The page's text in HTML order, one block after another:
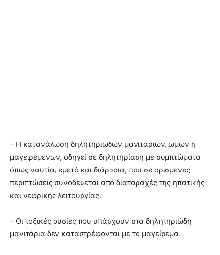
– Η κατανάλωση δηλητηριωδών μανιταριών, ωμών ή
μαγειρεμένων, οδηγεί σε δηλητηρίαση με συμπτώματα
όπως ναυτία, εμετό και διάρροια, που σε ορισμένες
περιπτώσεις συνοδεύεται από διαταραχές της ηπατικής
και νεφρικής λειτουργίας.
– Οι τοξικές ουσίες που υπάρχουν στα δηλητηριώδη
μανιτάρια δεν καταστρέφονται με το μαγείρεμα.